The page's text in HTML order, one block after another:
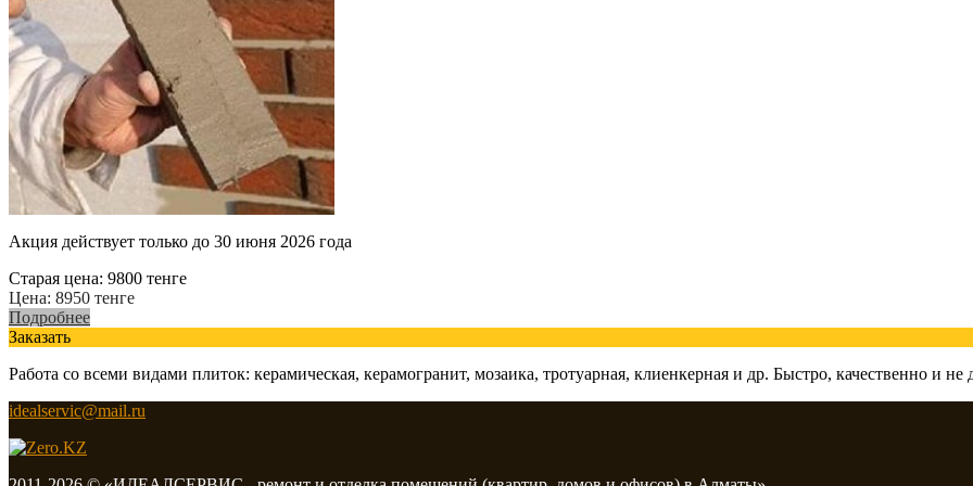
Акция действует только до 30 июня 2026 года
Старая цена: 9800 тенге
Цена: 8950 тенге
Подробнее
Заказать
Работа со всеми видами плиток: керамическая, керамогранит, мозаика, тротуарная, клиенкерная и др. Быстро, качественно и не
idealservic@mail.ru